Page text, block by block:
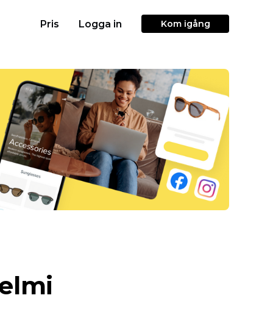
Pris Logga in Kom igång